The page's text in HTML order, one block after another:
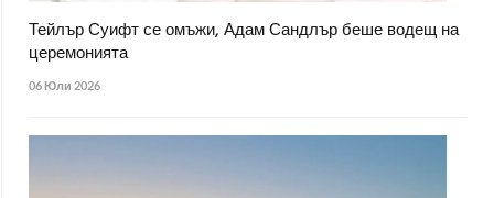
Тейлър Суифт се омъжи, Адам Сандлър беше водещ на
церемонията
06 Юли 2026